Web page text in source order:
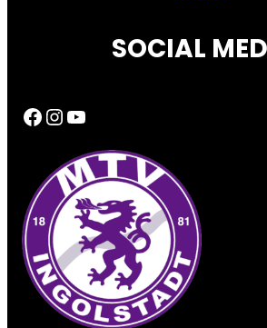
SOCIAL
Facebook InstagramYouTube